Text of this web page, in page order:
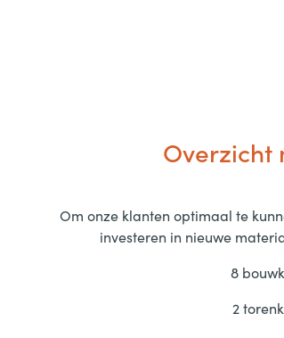
Overzicht
Om onze klanten optimaal te
investeren in nieuwe
8
2